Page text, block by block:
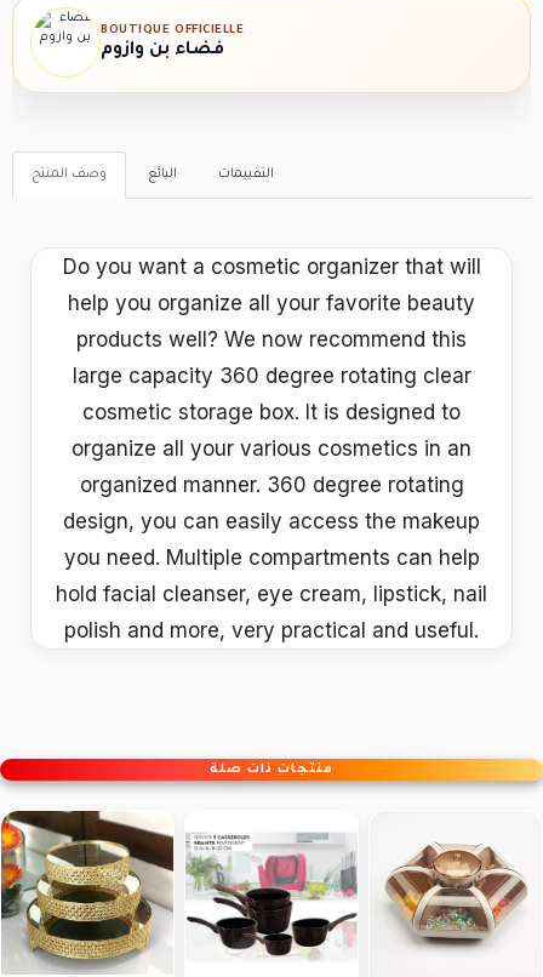
BOUTIQUE OFFICIELLE
فضاء بن وازوم
وصف المنتج البائع التقييمات
Do you want a cosmetic organizer that will
help you organize all your favorite beauty
products well? We now recommend this
large capacity 360 degree rotating clear
cosmetic storage box. It is designed to
organize all your various cosmetics in an
organized manner. 360 degree rotating
design, you can easily access the makeup
you need. Multiple compartments can help
hold facial cleanser, eye cream, lipstick, nail
polish and more, very practical and useful.
منتجات ذات صلة